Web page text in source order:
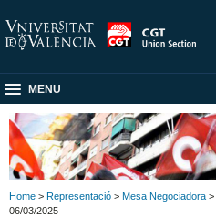
MENU
Home > Representació > Mesa Negociadora >
06/03/2025